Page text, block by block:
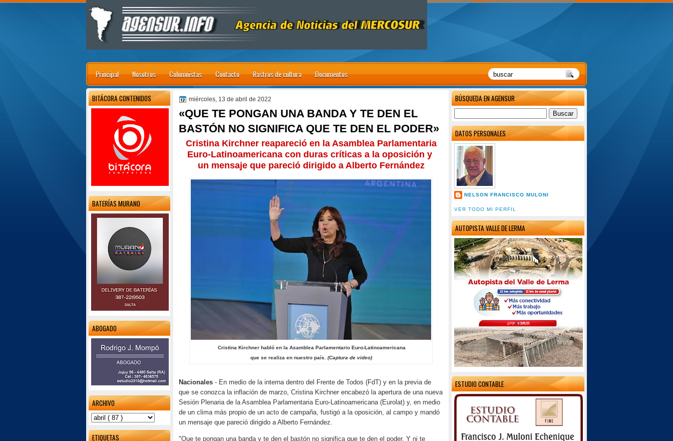
Principal Nosotros Columnistas Contacto Rastros de cultura Documentos
BÚSQUEDA EN AGENSUR
DATOS PERSONALES
NELSON FRANCISCO MULONI
VER TODO MI PERFIL
AUTOPISTA VALLE DE LERMA
ESTUDIO CONTABLE
miércoles, 13 de abril de 2022
«QUE TE PONGAN UNA BANDA Y TE DEN EL
BASTÓN NO SIGNIFICA QUE TE DEN EL PODER»
Cristina Kirchner reapareció en la Asamblea Parlamentaria
Euro-Latinoamericana con duras críticas a la oposición y
un mensaje que pareció dirigido a Alberto Fernández
Cristina Kirchner habló en la Asamblea Parlamentario Euro-Latinoamericana
que se realiza en nuestro país. (Captura de video)
Nacionales - En medio de la interna dentro del Frente de Todos (FdT) y en la previa de
que se conozca la inflación de marzo, Cristina Kirchner encabezó la apertura de una nueva
Sesión Plenaria de la Asamblea Parlamentaria Euro-Latinoamericana (Eurolat) y, en medio
de un clima más propio de un acto de campaña, fustigó a la oposición, al campo y mandó
un mensaje que pareció dirigido a Alberto Fernández.
"Que te pongan una banda y te den el bastón no significa que te den el poder. Y ni te
BITÁCORA CONTENIDOS
BATERÍAS MURANO
ABOGADO
ARCHIVO
ETIQUETAS